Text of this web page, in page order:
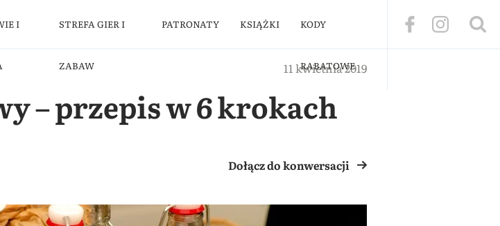
I STREFA GIER I
ZABAW
PATRONATY KSIĄŻKI KODY
RABATOWE
11 kwietnia 2019
– przepis w 6 krokach
Dołącz do konwersacji